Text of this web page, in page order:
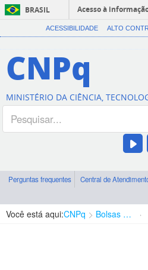
BRASIL
Acesso à
ACESSIBILIDADE ALTO
CNPq
MINISTÉRIO DA CIÊNCIA,
Perguntas frequentes Central de
Você está aqui:CNPq Bolsas e Auxílios Vigentes